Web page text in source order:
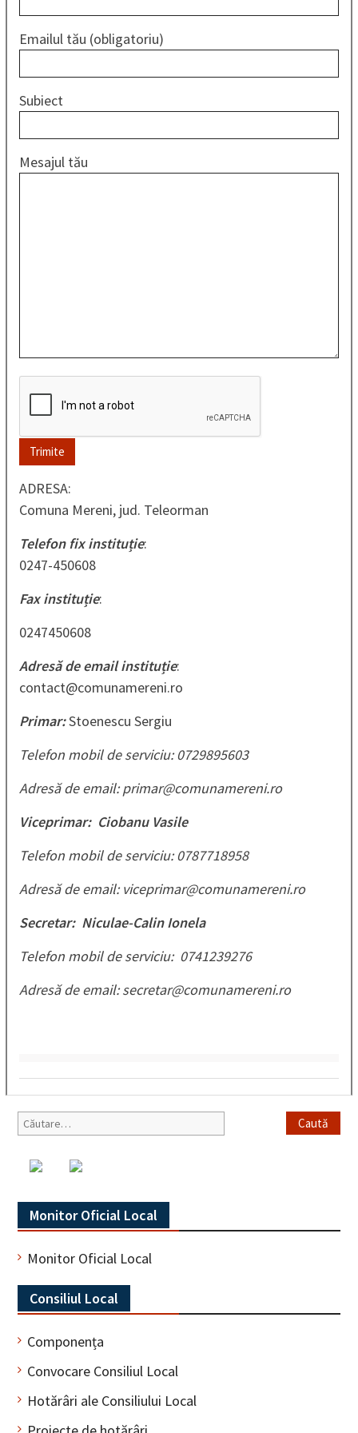
Emailul tău (obligatoriu)
Subiect
Mesajul tău
ADRESA:
Comuna Mereni, jud. Teleorman
Telefon fix instituție:
0247-450608
Faxinstituție:
0247450608
Adresă de email instituție:
contact@comunamereni.ro
Primar:Stoenescu Sergiu
Telefon mobil de serviciu: 0729895603
Adresă de email: primar@comunamereni.ro
Viceprimar: Ciobanu Vasile
Telefon mobil de serviciu: 0787718958
Adresă de email: viceprimar@comunamereni.ro
Secretar: Niculae-Calin Ionela
Telefon mobil de serviciu: 0741239276
Adresă de email: secretar@comunamereni.ro
Monitor Oficial Local
Monitor Oficial Local
Consiliul Local
Componența
Convocare Consiliul Local
Hotărâri ale Consiliului Local